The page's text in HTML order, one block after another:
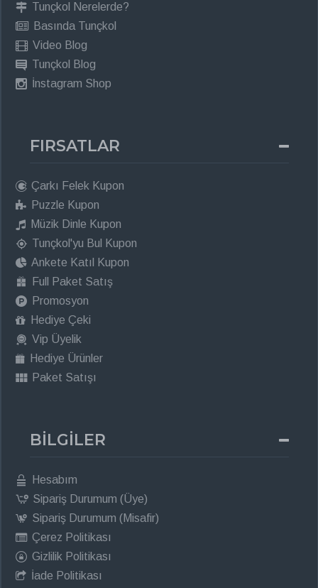
Tunçkol Nerelerde?
Basında Tunçkol
Video Blog
Tunçkol Blog
İnstagram Shop
FIRSATLAR
Çarkı Felek Kupon
Puzzle Kupon
Müzik Dinle Kupon
Tunçkol'yu Bul Kupon
Ankete Katıl Kupon
Full Paket Satış
Promosyon
Hediye Çeki
Vip Üyelik
Hediye Ürünler
Paket Satışı
BİLGİLER
Hesabım
Sipariş Durumum (Üye)
Sipariş Durumum (Misafir)
Çerez Politikası
Gizlilik Politikası
İade Politikası